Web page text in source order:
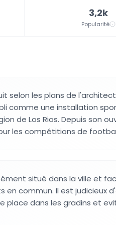
3,2k
Popularité
selon les plans de
comme une installation
de Los Rios. Depuis son
les compétitions de
situé dans la ville et
en commun. Il est judicieux
place dans les gradins et